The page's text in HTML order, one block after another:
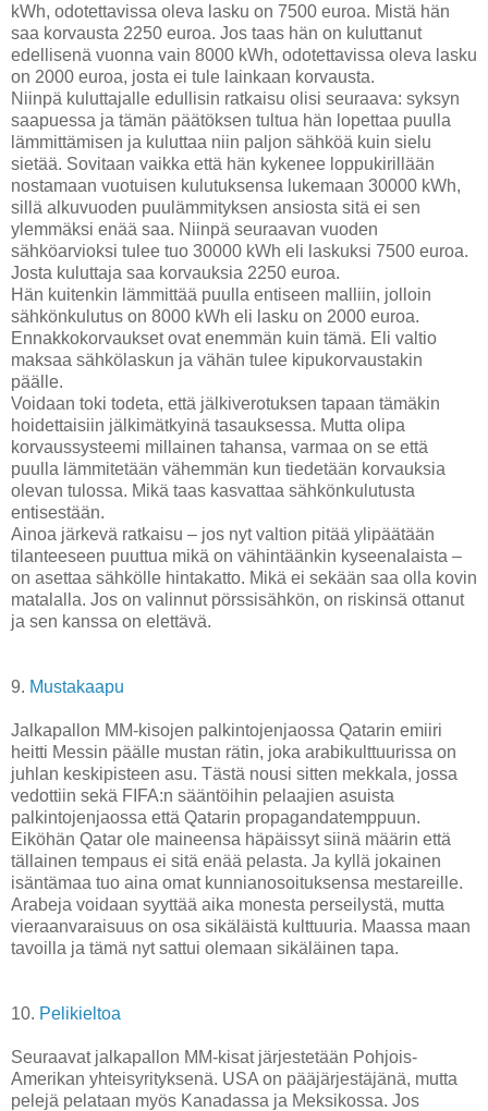
kWh, odotettavissa oleva lasku on 7500 euroa. Mistä hän
saa korvausta 2250 euroa. Jos taas hän on kuluttanut
edellisenä vuonna vain 8000 kWh, odotettavissa oleva lasku
on 2000 euroa, josta ei tule lainkaan korvausta.
Niinpä kuluttajalle edullisin ratkaisu olisi seuraava: syksyn
saapuessa ja tämän päätöksen tultua hän lopettaa puulla
lämmittämisen ja kuluttaa niin paljon sähköä kuin sielu
sietää. Sovitaan vaikka että hän kykenee loppukirillään
nostamaan vuotuisen kulutuksensa lukemaan 30000 kWh,
sillä alkuvuoden puulämmityksen ansiosta sitä ei sen
ylemmäksi enää saa. Niinpä seuraavan vuoden
sähköarvioksi tulee tuo 30000 kWh eli laskuksi 7500 euroa.
Josta kuluttaja saa korvauksia 2250 euroa.
Hän kuitenkin lämmittää puulla entiseen malliin, jolloin
sähkönkulutus on 8000 kWh eli lasku on 2000 euroa.
Ennakkokorvaukset ovat enemmän kuin tämä. Eli valtio
maksaa sähkölaskun ja vähän tulee kipukorvaustakin
päälle.
Voidaan toki todeta, että jälkiverotuksen tapaan tämäkin
hoidettaisiin jälkimätkyinä tasauksessa. Mutta olipa
korvaussysteemi millainen tahansa, varmaa on se että
puulla lämmitetään vähemmän kun tiedetään korvauksia
olevan tulossa. Mikä taas kasvattaa sähkönkulutusta
entisestään.
Ainoa järkevä ratkaisu – jos nyt valtion pitää ylipäätään
tilanteeseen puuttua mikä on vähintäänkin kyseenalaista –
on asettaa sähkölle hintakatto. Mikä ei sekään saa olla kovin
matalalla. Jos on valinnut pörssisähkön, on riskinsä ottanut
ja sen kanssa on elettävä.
9. Mustakaapu
Jalkapallon MM-kisojen palkintojenjaossa Qatarin emiiri
heitti Messin päälle mustan rätin, joka arabikulttuurissa on
juhlan keskipisteen asu. Tästä nousi sitten mekkala, jossa
vedottiin sekä FIFA:n sääntöihin pelaajien asuista
palkintojenjaossa että Qatarin propagandatemppuun.
Eiköhän Qatar ole maineensa häpäissyt siinä määrin että
tällainen tempaus ei sitä enää pelasta. Ja kyllä jokainen
isäntämaa tuo aina omat kunnianosoituksensa mestareille.
Arabeja voidaan syyttää aika monesta perseilystä, mutta
vieraanvaraisuus on osa sikäläistä kulttuuria. Maassa maan
tavoilla ja tämä nyt sattui olemaan sikäläinen tapa.
10. Pelikieltoa
Seuraavat jalkapallon MM-kisat järjestetään Pohjois-
Amerikan yhteisyrityksenä. USA on pääjärjestäjänä, mutta
pelejä pelataan myös Kanadassa ja Meksikossa. Jos